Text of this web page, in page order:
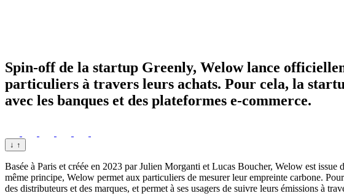
Spin-off de la startup Greenly, Welow lance
particuliers à travers leurs achats. Pour cela, la
avec les banques et des plateformes e-commerce.
↓ ↑
Basée à Paris et créée en 2023 par Julien Morganti et Lucas Boucher, Welow est issue
même principe, Welow permet aux particuliers de mesurer leur empreinte carbone.
des distributeurs et des marques, et permet à ses usagers de suivre leurs émissions à